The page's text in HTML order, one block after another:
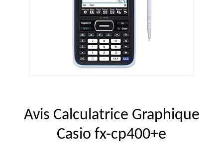
Avis Calculatrice Graphique
Casio fx-cp400+e